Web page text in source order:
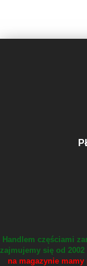
Handlem częściami
zajmujemy się od 2002
na magazynie